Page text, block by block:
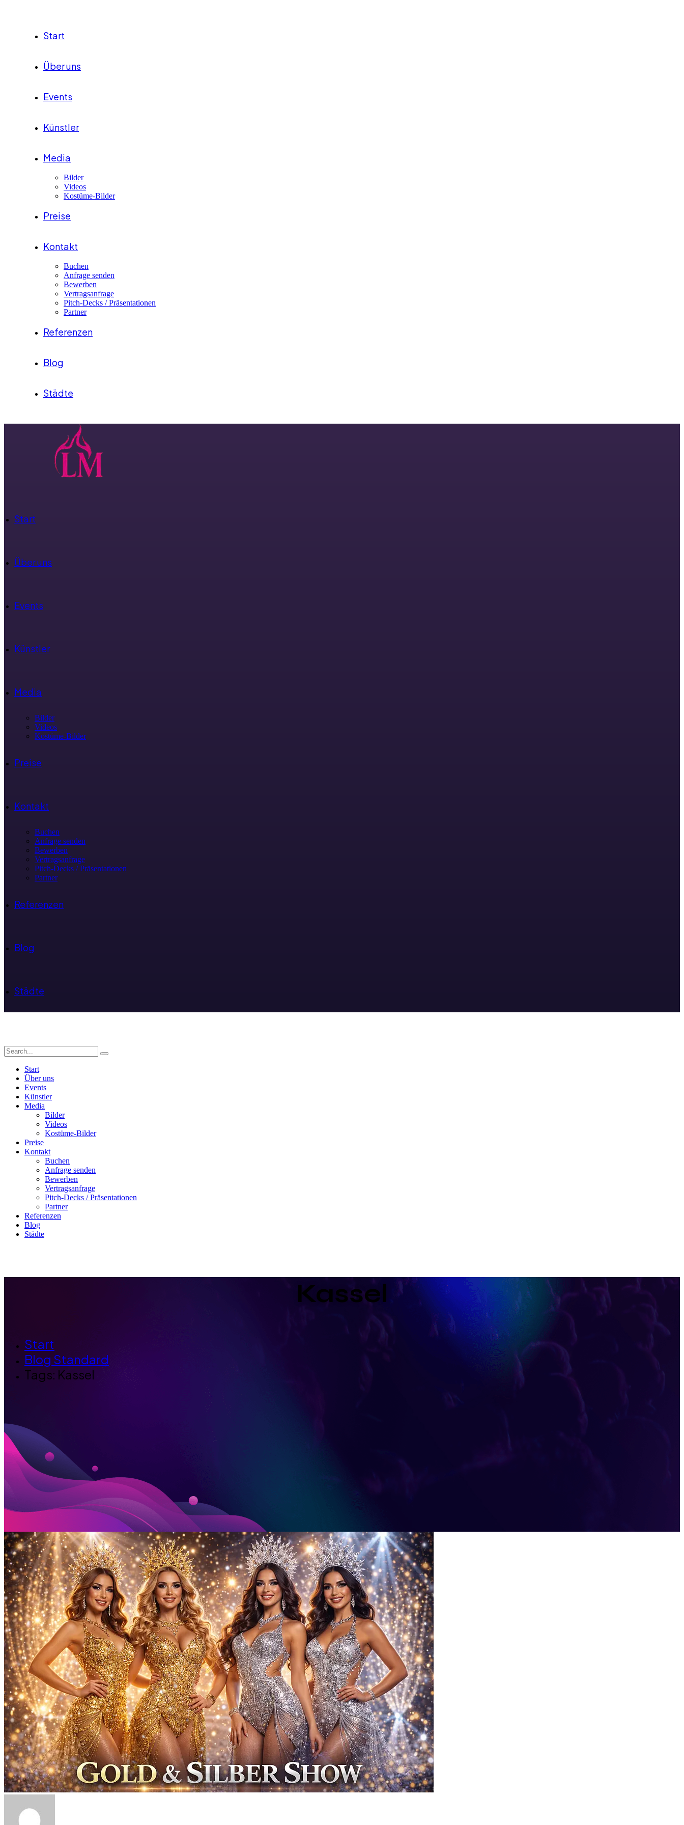
Start
Über uns
Events
Künstler
Media
Bilder
Videos
Kostüme-Bilder
Preise
Kontakt
Buchen
Anfrage senden
Bewerben
Vertragsanfrage
Pitch-Decks / Präsentationen
Partner
Referenzen
Blog
Städte
Start
Über uns
Events
Künstler
Media
Bilder
Videos
Kostüme-Bilder
Preise
Kontakt
Buchen
Anfrage senden
Bewerben
Vertragsanfrage
Pitch-Decks / Präsentationen
Partner
Referenzen
Blog
Städte
Start
Über uns
Events
Künstler
Media
Bilder
Videos
Kostüme-Bilder
Preise
Kontakt
Buchen
Anfrage senden
Bewerben
Vertragsanfrage
Pitch-Decks / Präsentationen
Partner
Referenzen
Blog
Städte
Kassel
Start
Blog Standard
Tags: Kassel